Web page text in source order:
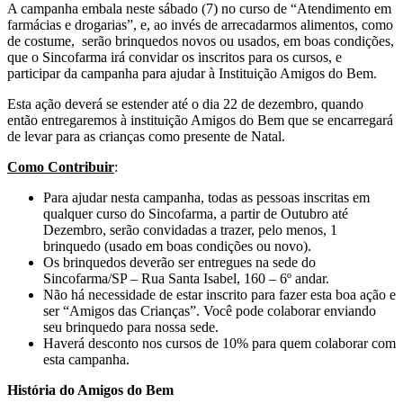
A campanha embala neste sábado (7) no curso de “Atendimento em
farmácias e drogarias”, e, ao invés de arrecadarmos alimentos, como
de costume, serão brinquedos novos ou usados, em boas condições,
que o Sincofarma irá convidar os inscritos para os cursos, e
participar da campanha para ajudar à Instituição Amigos do Bem.
Esta ação deverá se estender até o dia 22 de dezembro, quando
então entregaremos à instituição Amigos do Bem que se encarregará
de levar para as crianças como presente de Natal.
Como Contribuir:
Para ajudar nesta campanha, todas as pessoas inscritas em
qualquer curso do Sincofarma, a partir de Outubro até
Dezembro, serão convidadas a trazer, pelo menos, 1
brinquedo (usado em boas condições ou novo).
Os brinquedos deverão ser entregues na sede do
Sincofarma/SP – Rua Santa Isabel, 160 – 6º andar.
Não há necessidade de estar inscrito para fazer esta boa ação e
ser “Amigos das Crianças”. Você pode colaborar enviando
seu brinquedo para nossa sede.
Haverá desconto nos cursos de 10% para quem colaborar com
esta campanha.
História do Amigos do Bem